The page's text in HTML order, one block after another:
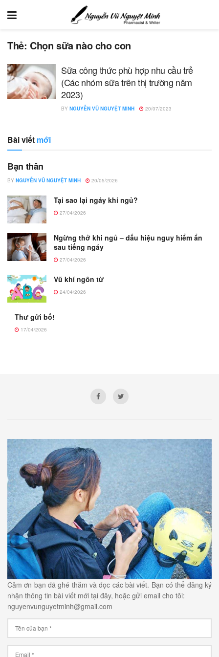
Thẻ: Chọn sữa nào cho con
Sữa công thức phù hợp nhu cầu trẻ
(Các nhóm sữa trên thị trường năm
2023)
BY NGUYỄN VŨ NGUYỆT MINH 20/07/2023
Bài viết mới
Bạn thân
BY NGUYỄN VŨ NGUYỆT MINH 20/05/2026
Tại sao lại ngáy khi ngủ?
27/04/2026
Ngừng thở khi ngủ – dấu hiệu nguy hiểm ẩn
sau tiếng ngáy
27/04/2026
Vũ khí ngôn từ
24/04/2026
Thư gửi bố!
17/04/2026
Cảm ơn bạn đã ghé thăm và đọc các bài viết. Bạn có thể đăng ký
nhận thông tin bài viết mới tại đây, hoặc gửi email cho tôi:
nguyenvunguyetminh@gmail.com